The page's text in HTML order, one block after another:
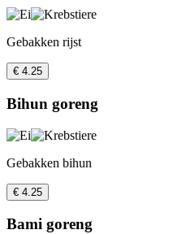
Gebakken rijst
€ 4.25
Bihun goreng
Gebakken bihun
€ 4.25
Bami goreng